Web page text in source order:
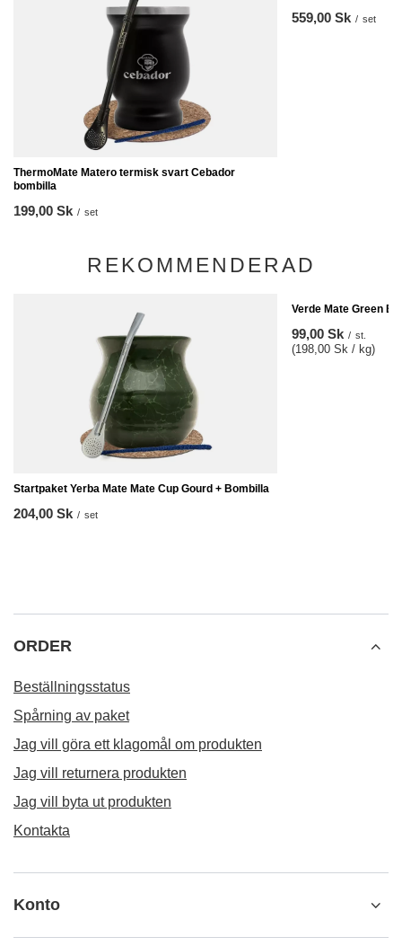
ThermoMate Matero termisk svart Cebador
bombilla
199,00 Sk / set
559,00 Sk / set
REKOMMENDERAD
Startpaket Yerba Mate Mate Cup Gourd + Bombilla
204,00 Sk / set
Verde Mate Green
99,00 Sk / st.
(198,00 Sk / kg)
ORDER
Beställningsstatus
Spårning av paket
Jag vill göra ett klagomål om produkten
Jag vill returnera produkten
Jag vill byta ut produkten
Kontakta
Konto